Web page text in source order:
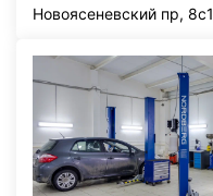
Новоясеневский пр, 8с1